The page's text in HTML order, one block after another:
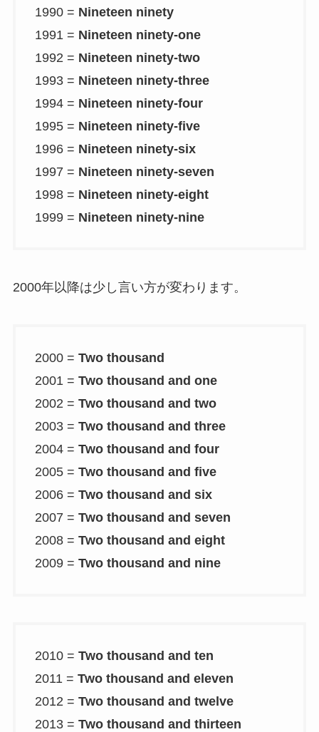
1990 = Nineteen ninety
1991 = Nineteen ninety-one
1992 = Nineteen ninety-two
1993 = Nineteen ninety-three
1994 = Nineteen ninety-four
1995 = Nineteen ninety-five
1996 = Nineteen ninety-six
1997 = Nineteen ninety-seven
1998 = Nineteen ninety-eight
1999 = Nineteen ninety-nine
2000年以降は少し言い方が変わります。
2000 = Two thousand
2001 = Two thousand and one
2002 = Two thousand and two
2003 = Two thousand and three
2004 = Two thousand and four
2005 = Two thousand and five
2006 = Two thousand and six
2007 = Two thousand and seven
2008 = Two thousand and eight
2009 = Two thousand and nine
2010 = Two thousand and ten
2011 = Two thousand and eleven
2012 = Two thousand and twelve
2013 = Two thousand and thirteen